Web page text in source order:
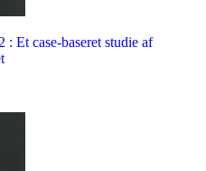
Et case-baseret studie af